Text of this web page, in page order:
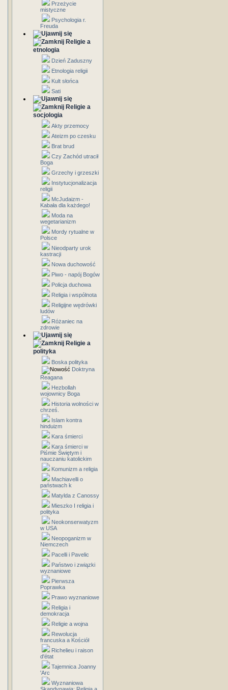
Przeżycie
mistyczne
Psychologia r.
Freuda
Religie a
etnologia
Dzień Zaduszny
Etnologia religii
Kult słońca
Sati
Religie a
socjologia
Akty przemocy
Ateizm po czesku
Brat brud
Czy Zachód utracił
Boga
Grzechy i grzeszki
Instytucjonalizacja
religii
McJudaizm -
Kabała dla każdego!
Moda na
wegetarianizm
Mordy rytualne w
Polsce
Nieodparty urok
kastracji
Nowa duchowość
Piwo - napój Bogów
Policja duchowa
Religia i wspólnota
Religijne wędrówki
ludów
Różaniec na
zdrowie
Religie a
polityka
Boska polityka
Doktryna
Reagana
Hezbollah
wojownicy Boga
Historia wolności w
chrześ.
Islam kontra
hinduizm
Kara śmierci
Kara śmierci w
Piśmie Świętym i
nauczaniu katolickim
Komunizm a religia
Machiavelli o
państwach k
Matylda z Canossy
Mieszko I religia i
polityka
Neokonserwatyzm
w USA
Neopoganizm w
Niemczech
Pacelli i Pavelic
Państwo i związki
wyznaniowe
Pierwsza
Poprawka
Prawo wyznaniowe
Religia i
demokracja
Religie a wojna
Rewolucja
francuska a Kościół
Richelieu i raison
d'état
Tajemnica Joanny
'Arc
Wyznaniowa